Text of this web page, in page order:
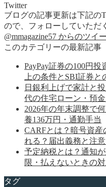
Twitter
ブログの記事更新は下記の
ので、フォローしていただ
@mmagazine57 からのツイ
このカテゴリーの最新記事
PayPay証券の100円
上の条件とSBI証券と
日銀利上げで家計と
代の住宅ローン・預
2026年の年末調整で
養136万円・通勤手当
CARFとは？暗号資産
れる？届出義務と注
予定納税とは？通知
限・払えないときの対
タグ